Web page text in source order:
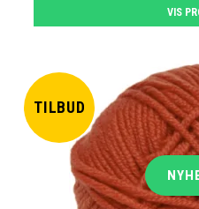
VIS
TILBUD